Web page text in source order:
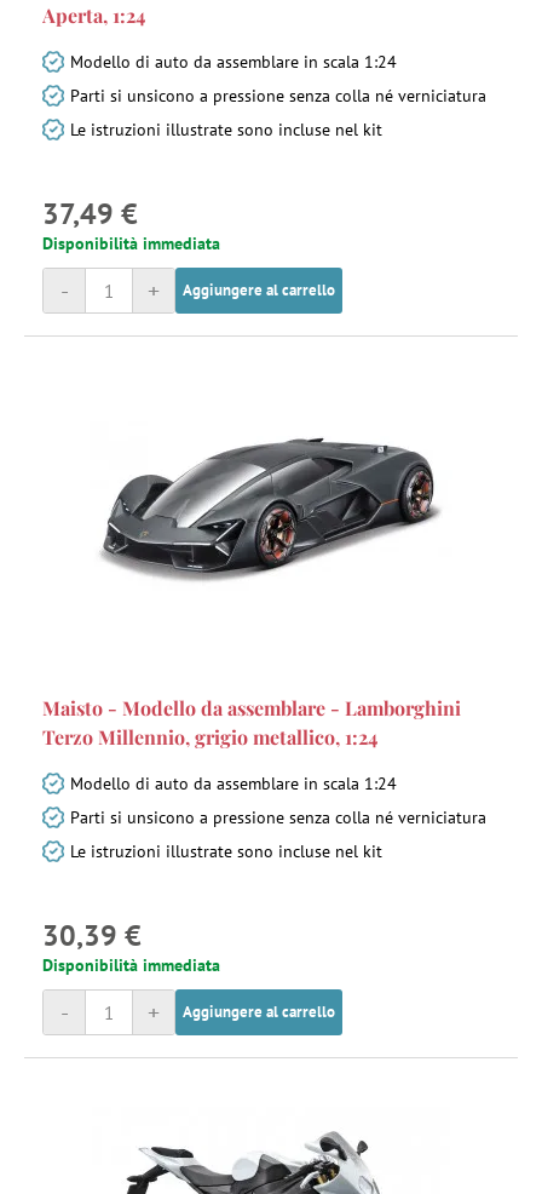
Aperta, 1:24
Modello di auto da assemblare in scala 1:24
Parti si unsicono a pressione senza colla né verniciatura
Le istruzioni illustrate sono incluse nel kit
37,49 €
Disponibilità immediata
+
- Aggiungere al carrello
Maisto - Modello da assemblare - Lamborghini
Terzo Millennio, grigio metallico, 1:24
Modello di auto da assemblare in scala 1:24
Parti si unsicono a pressione senza colla né verniciatura
Le istruzioni illustrate sono incluse nel kit
30,39 €
Disponibilità immediata
+
- Aggiungere al carrello